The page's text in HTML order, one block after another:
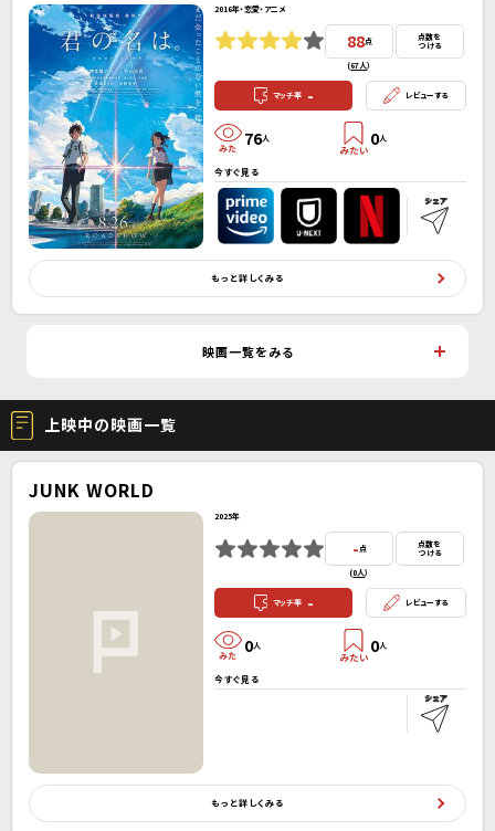
2016年・恋愛・アニメ
88点
(67人）
点数を
つける
マッチ率 - レビューする
76人 0人
今すぐ見る
もっと詳しくみる
映画一覧をみる
上映中の映画一覧
JUNK WORLD
2025年
-点
(0人）
点数を
つける
マッチ率 - レビューする
0人 0人
今すぐ見る
もっと詳しくみる